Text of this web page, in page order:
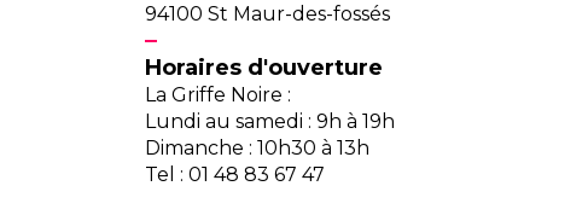
94100 St Maur-des-fossés
Horaires d'ouverture
La Griffe Noire :
Lundi au samedi : 9h à 19h
Dimanche : 10h30 à 13h
Tel : 01 48 83 67 47